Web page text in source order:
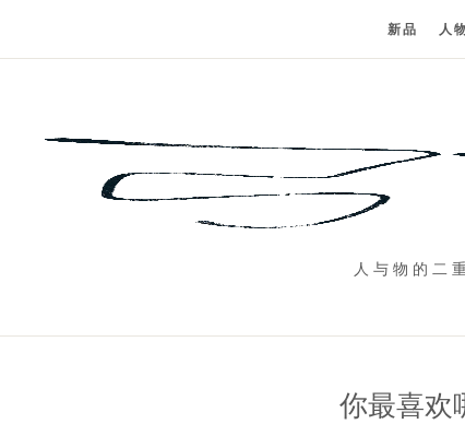
新品 人
人 与 物 的 二
你最喜欢